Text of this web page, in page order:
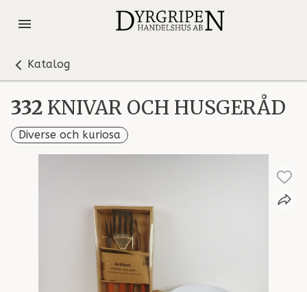
Katalog
332 KNIVAR OCH HUSGERÅD
Diverse och kuriosa